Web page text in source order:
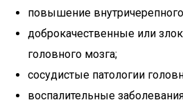
повышение
доброкачественные или
головного мозга;
сосудистые патологии
воспалительные